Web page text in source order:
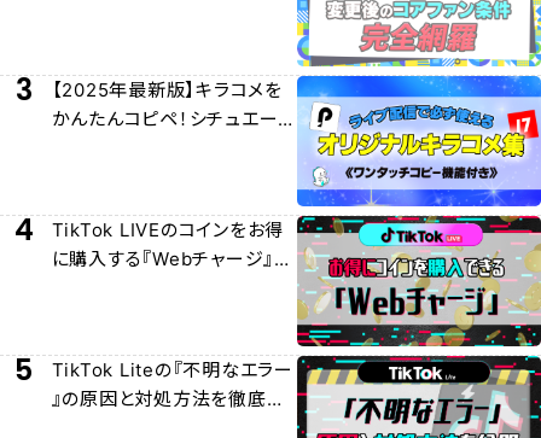
3
【2025年最新版】キラコメを
かんたんコピペ！シチュエー
4
TikTok LIVEのコインをお得
に購入する『Webチャージ』に
5
TikTok Liteの『不明なエラー
』の原因と対処方法を徹底解